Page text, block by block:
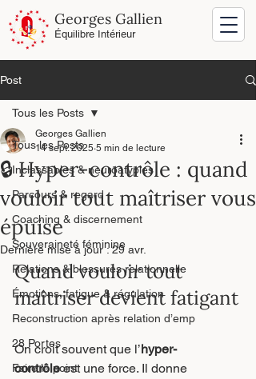
Georges Gallien
Équilibre Intérieur
Post
Tous les Posts
Inclassables & neuroatypies
Parcours & regard
Coaching & discernement
Souveraineté féminine
Relations & blessures relationnelle
Émotions, fatigue & régulation
Reconstruction après relation d’emp
28 Portes
Faire le point
Tous les Posts
🔒 Hyper-contrôle : quand
vouloir tout maîtriser vous
épuise
Georges Gallien
14 sept. 2025 5 min de lecture
Dernière mise à jour :29 avr.
Quand vouloir tout
maîtriser devient fatigant
On croit souvent que l’hyper-
contrôle est une force. Il donne